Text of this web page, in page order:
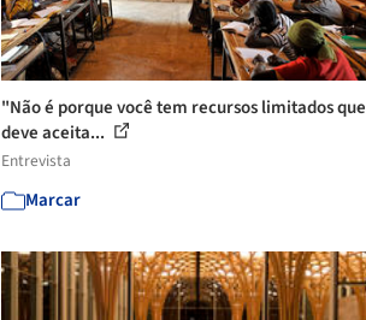
"Não é porque você tem recursos limitados que
deve aceita...
Entrevista
Marcar